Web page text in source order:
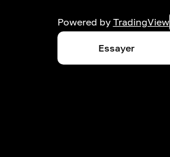
Powered by TradingView
Essayer